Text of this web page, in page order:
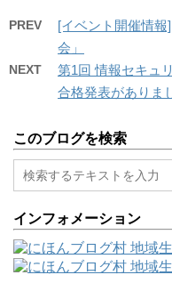
PREV
[イベント開催情
会」
NEXT
第1回 情報セキュ
合格発表がありま
このブログを検索
インフォメーション